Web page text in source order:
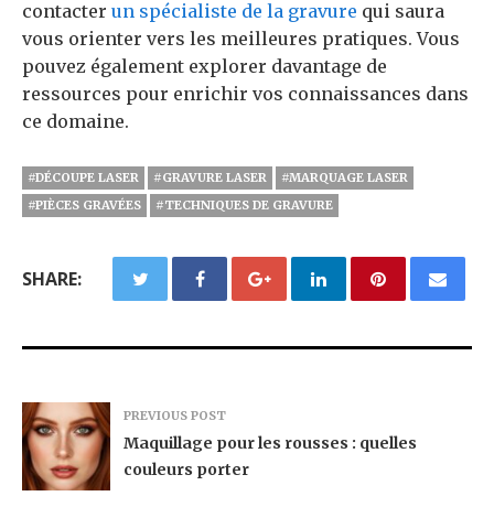
contacter un spécialiste de la gravure qui saura
vous orienter vers les meilleures pratiques. Vous
pouvez également explorer davantage de
ressources pour enrichir vos connaissances dans
ce domaine.
#DÉCOUPE LASER #GRAVURE LASER
#MARQUAGE LASER
#PIÈCES GRAVÉES
#TECHNIQUES DE GRAVURE
SHARE:
PREVIOUS POST
Maquillage pour les rousses : quelles
couleurs porter